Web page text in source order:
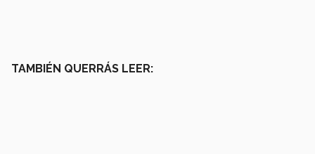
TAMBIÉN QUERRÁS LEER: